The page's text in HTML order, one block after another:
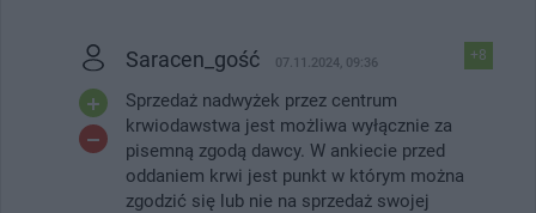
+8
Saracen_gość 07.11.2024, 09:36
Sprzedaż nadwyżek przez centrum
krwiodawstwa jest możliwa wyłącznie za
pisemną zgodą dawcy. W ankiecie przed
oddaniem krwi jest punkt w którym można
zgodzić się lub nie na sprzedaż swojej